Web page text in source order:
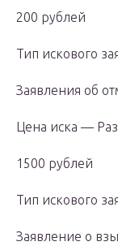
200 рублей
Тип искового
Заявления об
Цена иска —
1500 рублей
Тип искового
Заявление о